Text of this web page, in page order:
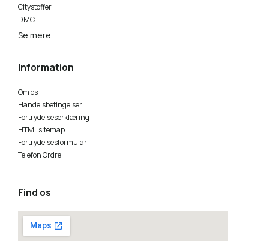
Citystoffer
DMC
Se mere
Information
Om os
Handelsbetingelser
Fortrydelseserklæring
HTML sitemap
Fortrydelsesformular
Telefon Ordre
Find os